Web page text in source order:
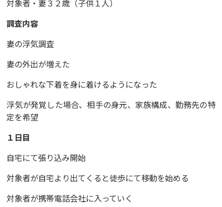
対象者・妻３２歳（子供１人）
調査内容
妻の浮気調査
妻の外出が増えた
おしゃれな下着を身に着けるようになった
浮気が発覚した場合、相手の身元、家族構成、勤務先の特
定を希望
１日目
自宅にて張り込み開始
対象者が自宅より出てくると徒歩にて移動を始める
対象者が携帯電話会社に入っていく